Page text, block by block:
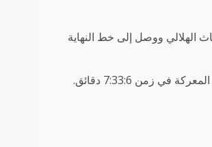
الهلالي ووصل إلى خط النهاية
زمن 7:33:6 دقائق.